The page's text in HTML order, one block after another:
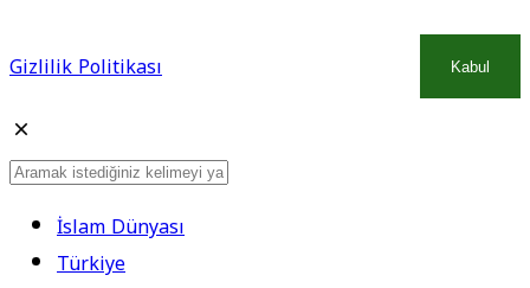
Gizlilik Politikası Kabul
İslam Dünyası
Türkiye